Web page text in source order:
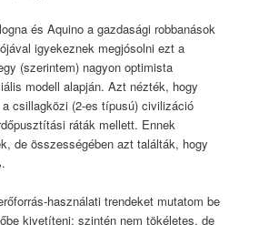
és Aquino a gazdasági robbanások
igyekeznek megjósolni ezt a
(szerintem) nagyon optimista
modell alapján. Azt nézték, hogy
csillagközi (2-es típusú) civilizáció
ráták mellett. Ennek
de összességében azt találták, hogy
használati trendeket mutatom be
kivetíteni; szintén nem tökéletes, de